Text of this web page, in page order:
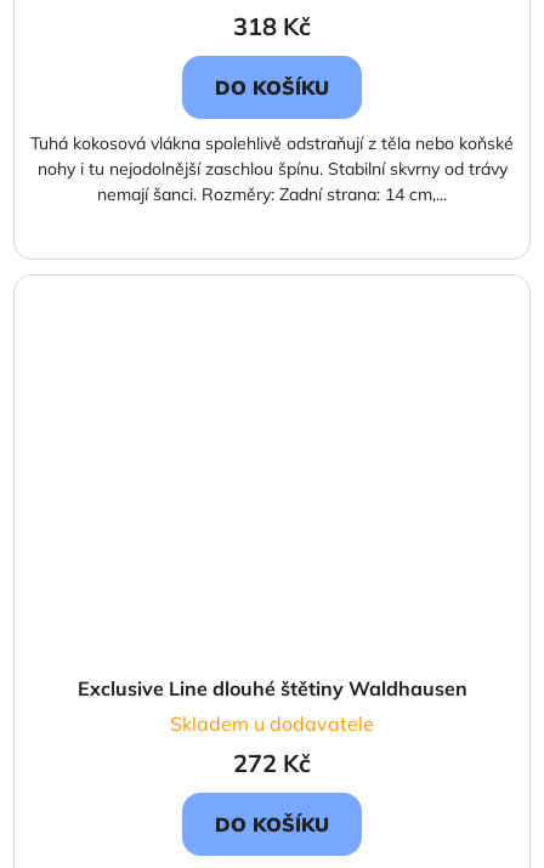
318 Kč
DO KOŠÍKU
Tuhá kokosová vlákna spolehlivě odstraňují z těla nebo koňské
nohy i tu nejodolnější zaschlou špínu. Stabilní skvrny od trávy
nemají šanci. Rozměry: Zadní strana: 14 cm,...
Exclusive Line dlouhé štětiny Waldhausen
Skladem u dodavatele
272 Kč
DO KOŠÍKU